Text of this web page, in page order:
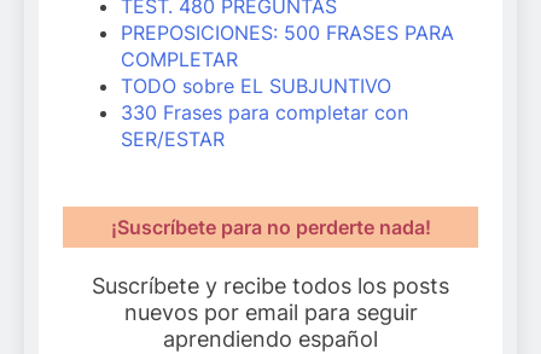
TEST. 480 PREGUNTAS
PREPOSICIONES: 500 FRASES PARA
COMPLETAR
TODO sobre EL SUBJUNTIVO
330 Frases para completar con
SER/ESTAR
¡Suscríbete para no perderte nada!
Suscríbete y recibe todos los posts
nuevos por email para seguir
aprendiendo español